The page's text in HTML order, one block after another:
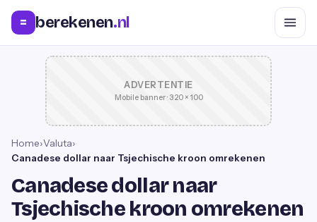
= berekenen.nl
ADVERTENTIE
Mobile banner · 320 × 100
Home›Valuta›
Canadese dollar naar Tsjechische kroon omrekenen
Canadese dollar naar
Tsjechische kroon omrekenen